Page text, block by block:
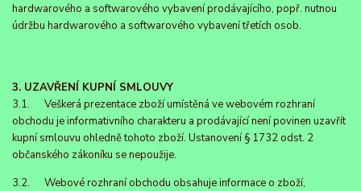
hardwarového a softwarového vybavení prodávajícího, popř. nutnou
údržbu hardwarového a softwarového vybavení třetích osob.
3. UZAVŘENÍ KUPNÍ SMLOUVY
3.1. Veškerá prezentace zboží umístěná ve webovém rozhraní
obchodu je informativního charakteru a prodávající není povinen uzavřít
kupní smlouvu ohledně tohoto zboží. Ustanovení § 1732 odst. 2
občanského zákoníku se nepoužije.
3.2. Webové rozhraní obchodu obsahuje informace o zboží,